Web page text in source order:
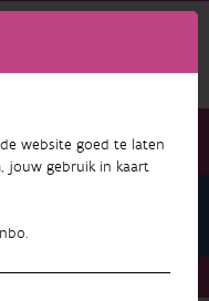
website goed te laten
jouw gebruik in kaart